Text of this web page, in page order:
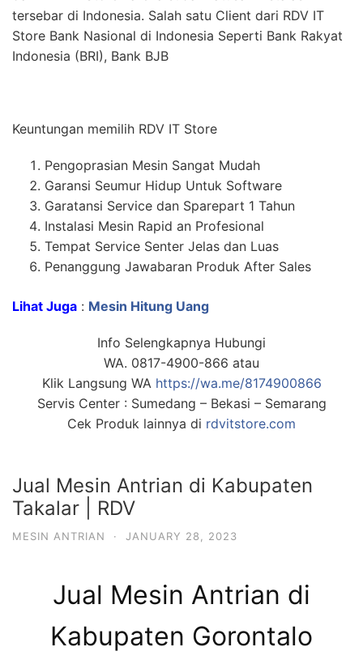
tersebar di Indonesia. Salah satu Client dari RDV IT
Store Bank Nasional di Indonesia Seperti Bank Rakyat
Indonesia (BRI), Bank BJB
Keuntungan memilih RDV IT Store
Pengoprasian Mesin Sangat Mudah
Garansi Seumur Hidup Untuk Software
Garatansi Service dan Sparepart 1 Tahun
Instalasi Mesin Rapid an Profesional
Tempat Service Senter Jelas dan Luas
Penanggung Jawabaran Produk After Sales
Lihat Juga : Mesin Hitung Uang
Info Selengkapnya Hubungi
WA. 0817-4900-866 atau
Klik Langsung WA https://wa.me/8174900866
Servis Center : Sumedang – Bekasi – Semarang
Cek Produk lainnya di rdvitstore.com
Jual Mesin Antrian di Kabupaten
Takalar | RDV
MESIN ANTRIAN · JANUARY 28, 2023
Jual Mesin Antrian di
Kabupaten Gorontalo